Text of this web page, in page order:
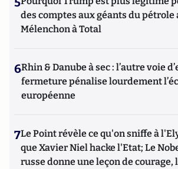
des comptes aux géants du
Mélenchon à Total
6Rhin & Danube à sec : l’autre voie
fermeture pénalise lourdement
européenne
7Le Point révèle ce qu'on sniffe à
que Xavier Niel hacke l'Etat; Le
russe donne une leçon de courage,